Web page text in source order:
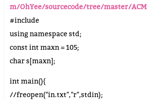
m/OhYee/sourcecode/tree/master/ACM
#include
using namespace std;
const int maxn = 105;
char s[maxn];
int main(){
//freopen("in.txt","r",stdin);